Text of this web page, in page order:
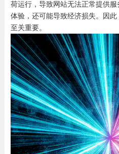
荷运行，导致网站无法正常提供
体验，还可能导致经济损失。因
至关重要。